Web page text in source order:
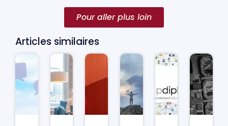
Pour aller plus loin
Articles similaires